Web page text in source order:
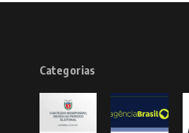
Categorias